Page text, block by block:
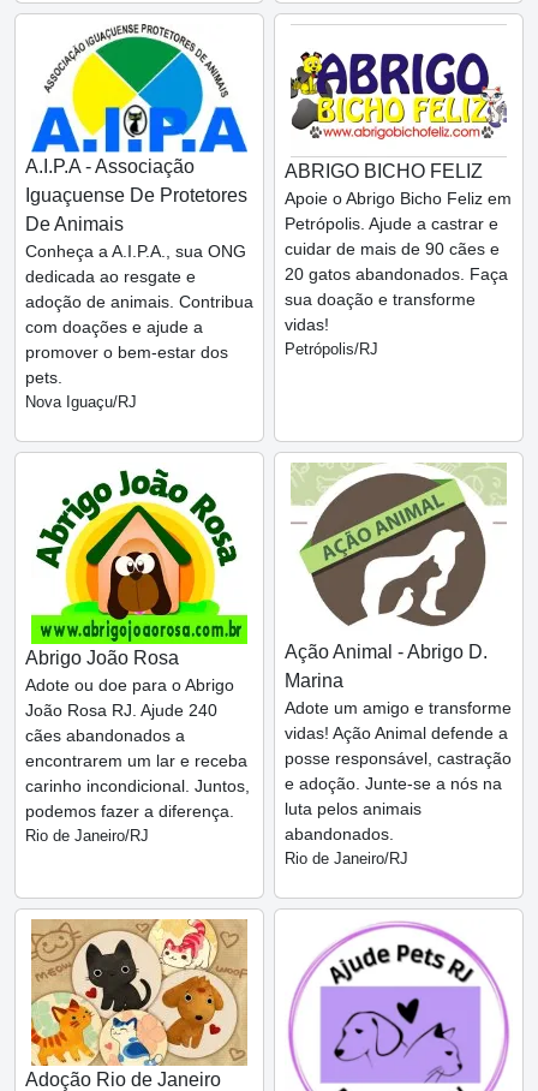
A.I.P.A - Associação
Iguaçuense De Protetores
De Animais
Conheça a A.I.P.A., sua ONG
dedicada ao resgate e
adoção de animais. Contribua
com doações e ajude a
promover o bem-estar dos
pets.
Nova Iguaçu/RJ
ABRIGO BICHO FELIZ
Apoie o Abrigo Bicho Feliz em
Petrópolis. Ajude a castrar e
cuidar de mais de 90 cães e
20 gatos abandonados. Faça
sua doação e transforme
vidas!
Petrópolis/RJ
Abrigo João Rosa
Adote ou doe para o Abrigo
João Rosa RJ. Ajude 240
cães abandonados a
encontrarem um lar e receba
carinho incondicional. Juntos,
podemos fazer a diferença.
Rio de Janeiro/RJ
Ação Animal - Abrigo D.
Marina
Adote um amigo e transforme
vidas! Ação Animal defende a
posse responsável, castração
e adoção. Junte-se a nós na
luta pelos animais
abandonados.
Rio de Janeiro/RJ
Adoção Rio de Janeiro